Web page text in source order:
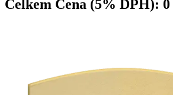
Celkem Cena (5% DPH): 0